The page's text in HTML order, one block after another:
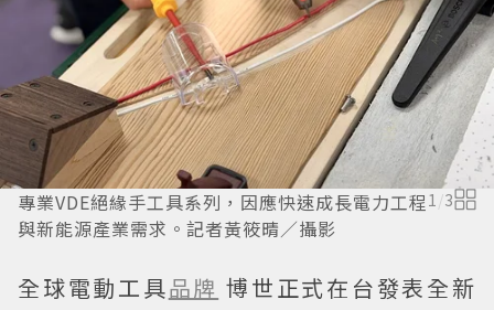
專業VDE絕緣手工具系列，因應快速成長電力工程
與新能源產業需求。記者黃筱晴／攝影
1/3
全球電動工具品牌 博世正式在台發表全新